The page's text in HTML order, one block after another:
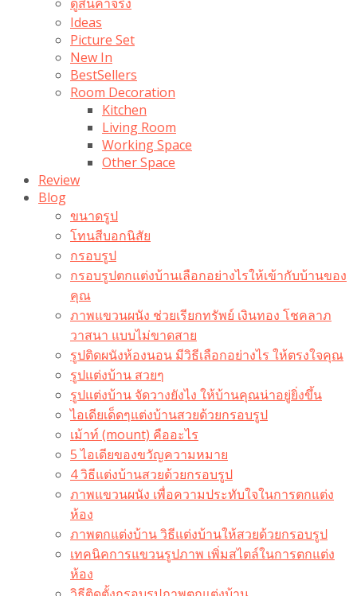
Ideas
Picture Set
New In
BestSellers
Room Decoration
Kitchen
Living Room
Working Space
Other Space
Review
Blog
ขนาดรูป
โทนสีบอกนิสัย
กรอบรูป
กรอบรูปตกแต่งบ้านเลือกอย่างไรให้เข้ากับบ้านของ
คุณ
ภาพแขวนผนัง ช่วยเรียกทรัพย์ เงินทอง โชคลาภ
วาสนา แบบไม่ขาดสาย
รูปติดผนังห้องนอน มีวิธีเลือกอย่างไร ให้ตรงใจคุณ
รูปแต่งบ้าน สวยๆ
รูปแต่งบ้าน จัดวางยังไง ให้บ้านคุณน่าอยู่ยิ่งขึ้น
ไอเดียเด็ดๆแต่งบ้านสวยด้วยกรอบรูป
เม้าท์ (mount) คืออะไร​
5 ไอเดียของขวัญความหมาย
4 วิธีแต่งบ้านสวยด้วยกรอบรูป
ภาพแขวนผนัง เพื่อความประทับใจในการตกแต่ง
ห้อง
ภาพตกแต่งบ้าน วิธีแต่งบ้านให้สวยด้วยกรอบรูป
เทคนิคการแขวนรูปภาพ เพิ่มสไตล์ในการตกแต่ง
ห้อง